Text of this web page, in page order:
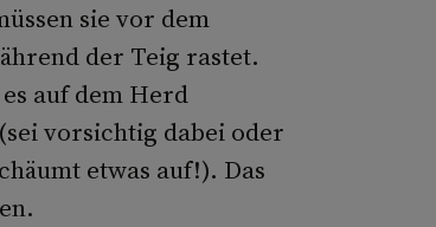
sie vor dem
der Teig rastet.
auf dem Herd
vorsichtig dabei oder
etwas auf!). Das